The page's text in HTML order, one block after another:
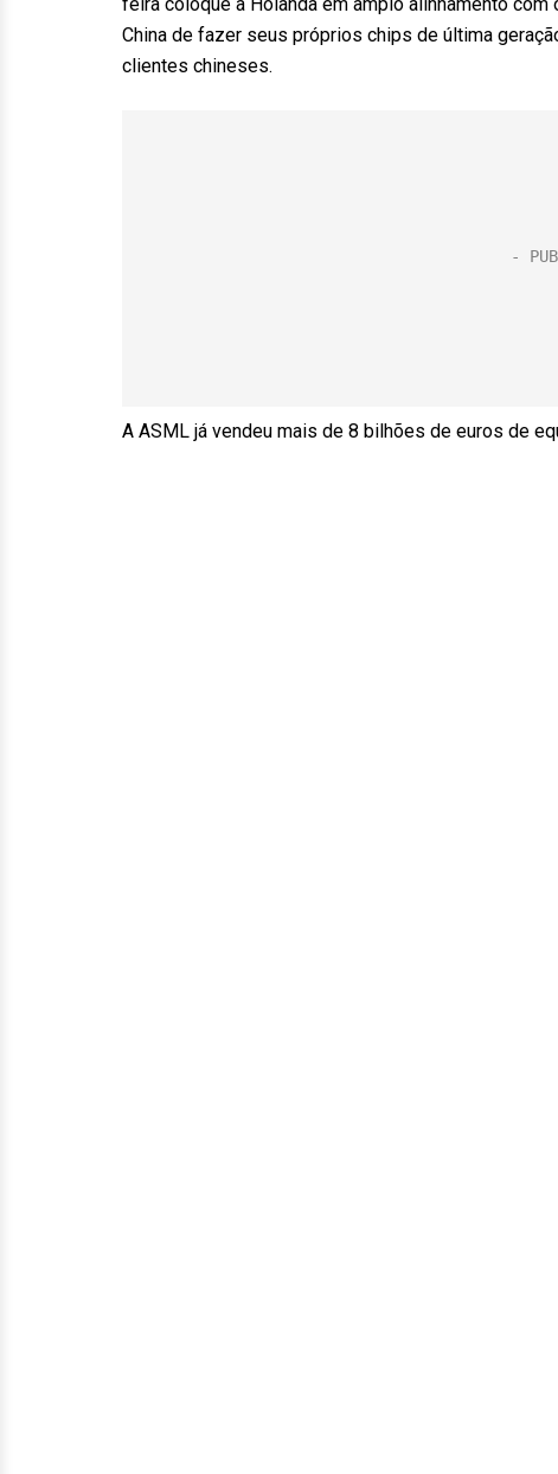
China de fazer seus próprios chips de última
clientes chineses.
A ASML já vendeu mais de 8 bilhões de euros de